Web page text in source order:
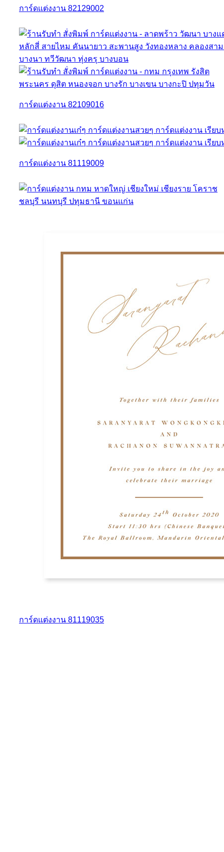
การ์ดแต่งงาน 82129002
การ์ดแต่งงาน 82109016
การ์ดแต่งงาน 81119009
การ์ดแต่งงาน 81119035